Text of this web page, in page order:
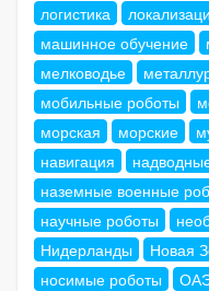
логистика
машинное обучение
мелководье
мобильные роботы
морская
морские
навигация
наземные военные
научные роботы
Нидерланды
Новая
носимые роботы